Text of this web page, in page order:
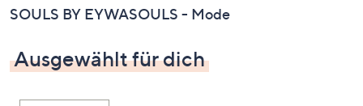
Pfeiltasten
oben
und
nach
SOULS BY EYWASOULS - Mode
Ausgewählt für dich